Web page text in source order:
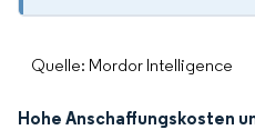
Quelle: Mordor Intelligence
Hohe Anschaffungskosten